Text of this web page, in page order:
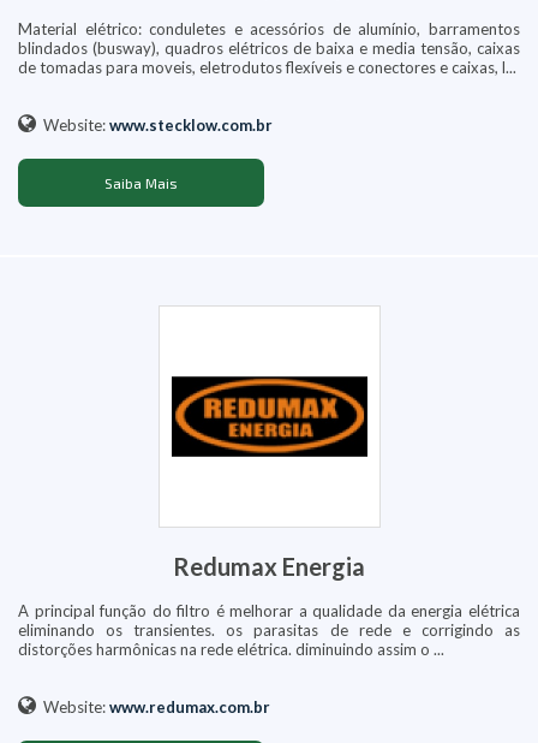
Material elétrico: conduletes e acessórios de alumínio, barramentos
blindados (busway), quadros elétricos de baixa e media tensão, caixas
de tomadas para moveis, eletrodutos flexíveis e conectores e caixas, l...
Website:www.stecklow.com.br
Saiba Mais
Redumax Energia
A principal função do filtro é melhorar a qualidade da energia elétrica
eliminando os transientes. os parasitas de rede e corrigindo as
distorções harmônicas na rede elétrica. diminuindo assim o ...
Website:www.redumax.com.br